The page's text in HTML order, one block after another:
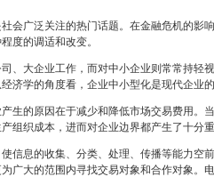
广泛关注的热门话题。在金融危机的影
度的调适和改变。
大企业工作，而对中小企业则常常持轻
济学的角度看，企业中小型化是现代企业的
的原因在于减少和降低市场交易费用。
组织成本，进而对企业边界都产生了十分重
信息的收集、分类、处理、传播等能力空
广大的范围内寻找交易对象和合作对象。